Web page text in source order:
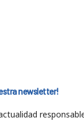
newsletter!